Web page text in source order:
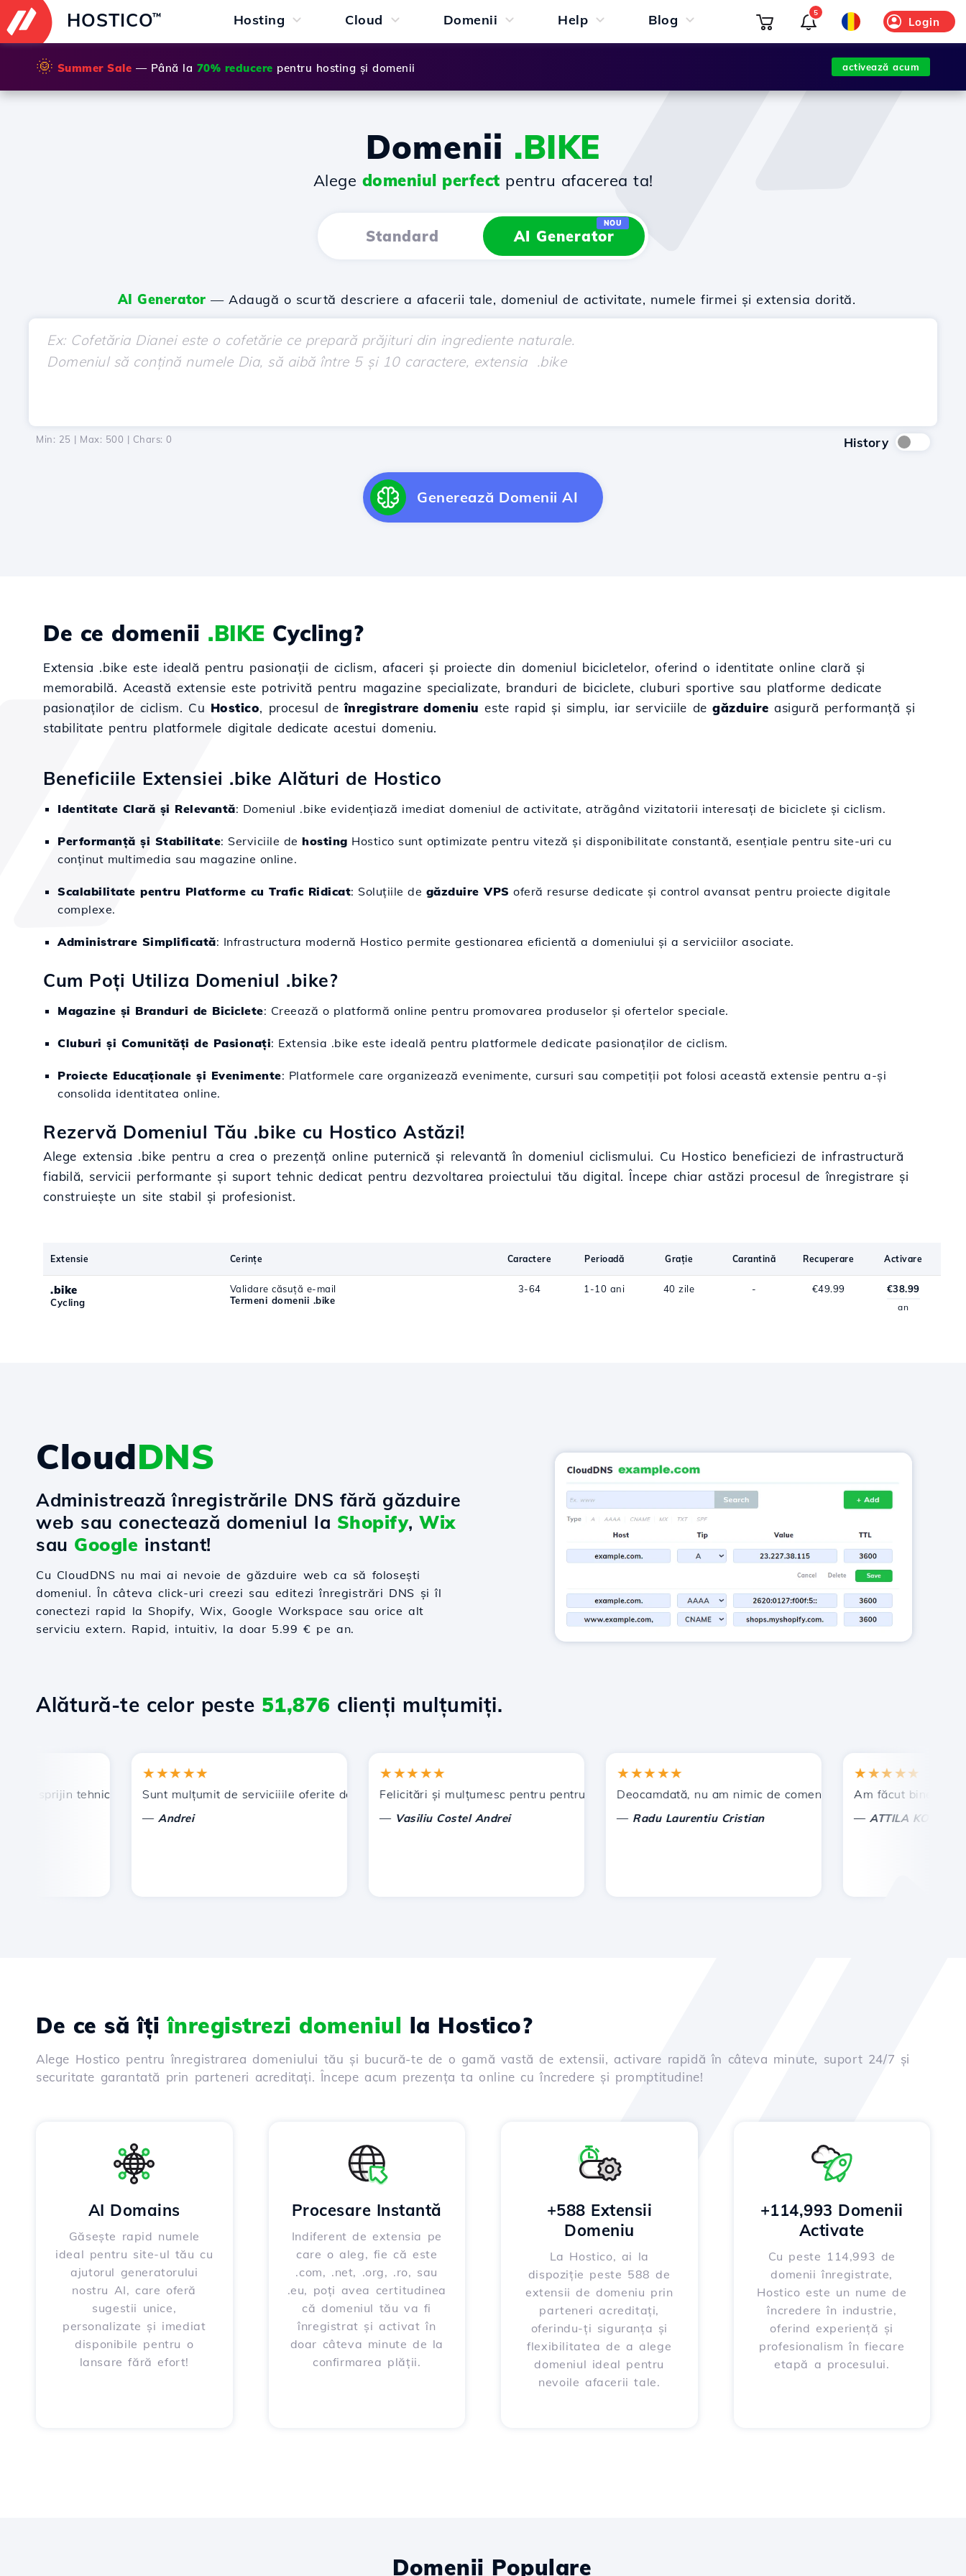
HOSTICO™ Hosting Cloud Domenii Help Blog Login
5
🌞 Summer Sale — Până la 70% reducere pentru hosting și domenii activează acum
Domenii .BIKE
Alege domeniul perfect pentru afacerea ta!
Standard AI Generator
NOU
AI Generator — Adaugă o scurtă descriere a afacerii tale, domeniul de activitate, numele firmei și extensia dorită.
Min: 25 | Max: 500 | Chars: 0 History
Generează Domenii AI
De ce domenii .BIKE Cycling?
Extensia .bike este ideală pentru pasionații de ciclism, afaceri și proiecte din domeniul bicicletelor, oferind o identitate online clară și
memorabilă. Această extensie este potrivită pentru magazine specializate, branduri de biciclete, cluburi sportive sau platforme dedicate
pasionaților de ciclism. Cu Hostico, procesul deînregistrare domeniu este rapid și simplu, iar serviciile degăzduire asigură performanță și
stabilitate pentru platformele digitale dedicate acestui domeniu.
Beneficiile Extensiei .bike Alături de Hostico
Identitate Clară și Relevantă: Domeniul .bike evidențiază imediat domeniul de activitate, atrăgând vizitatorii interesați de biciclete și ciclism.
Performanță și Stabilitate: Serviciile de hosting Hostico sunt optimizate pentru viteză și disponibilitate constantă, esențiale pentru site-uri cu
conținut multimedia sau magazine online.
Scalabilitate pentru Platforme cu Trafic Ridicat: Soluțiile de găzduire VPS oferă resurse dedicate și control avansat pentru proiecte digitale
complexe.
Administrare Simplificată: Infrastructura modernă Hostico permite gestionarea eficientă a domeniului și a serviciilor asociate.
Cum Poți Utiliza Domeniul .bike?
Magazine și Branduri de Biciclete: Creează o platformă online pentru promovarea produselor și ofertelor speciale.
Cluburi și Comunități de Pasionați: Extensia .bike este ideală pentru platformele dedicate pasionaților de ciclism.
Proiecte Educaționale și Evenimente: Platformele care organizează evenimente, cursuri sau competiții pot folosi această extensie pentru a-și
consolida identitatea online.
Rezervă Domeniul Tău .bike cu Hostico Astăzi!
Alege extensia .bike pentru a crea o prezență online puternică și relevantă în domeniul ciclismului. Cu Hostico beneficiezi de infrastructură
fiabilă, servicii performante și suport tehnic dedicat pentru dezvoltarea proiectului tău digital. Începe chiar astăzi procesul de înregistrare și
construiește un site stabil și profesionist.
Extensie Cerințe Caractere Perioadă Grație Carantină Recuperare Activare
.bike
Cycling
Validare căsuță e-mail
Termeni domenii .bike
3-64 1-10 ani 40 zile - €49.99 €38.99
an
CloudDNS
Administrează înregistrările DNS fără găzduire
web sau conectează domeniul la Shopify, Wix
sau Google instant!
Cu CloudDNS nu mai ai nevoie de găzduire web ca să folosești
domeniul. În câteva click-uri creezi sau editezi înregistrări DNS și îl
conectezi rapid la Shopify, Wix, Google Workspace sau orice alt
serviciu extern. Rapid, intuitiv, la doar 5.99 € pe an.
Alătură-te celor peste 51,876 clienți mulțumiți.
sprijin tehnic prompt și eficient.
★★★★★
Sunt mulțumit de serviciiile oferite de Hostico. V-am recomandat și altor cunoștințe.
Andrei
★★★★★
Felicitări și mulțumesc pentru pentru sprijinul acordat !
Vasiliu Costel Andrei
★★★★★
Deocamdată, nu am nimic de comentat, ci doar de apreciat. Cu
Radu Laurentiu Cristian
★★★★★
Am făcut bine ca am
ATTILA KOLES
De ce să îțiînregistrezi domeniul la Hostico?
Alege Hostico pentru înregistrarea domeniului tău și bucură-te de o gamă vastă de extensii, activare rapidă în câteva minute, suport 24/7 și
securitate garantată prin parteneri acreditați. Începe acum prezența ta online cu încredere și promptitudine!
AI Domains
Găsește rapid numele
ideal pentru site-ul tău cu
ajutorul generatorului
nostru AI, care oferă
sugestii unice,
personalizate și imediat
disponibile pentru o
lansare fără efort!
Procesare Instantă
Indiferent de extensia pe
care o aleg, fie că este
.com, .net, .org, .ro, sau
.eu, poți avea certitudinea
că domeniul tău va fi
înregistrat și activat în
doar câteva minute de la
confirmarea plății.
+588 Extensii
Domeniu
La Hostico, ai la
dispoziție peste 588 de
extensii de domeniu prin
parteneri acreditați,
oferindu-ți siguranța și
flexibilitatea de a alege
domeniul ideal pentru
nevoile afacerii tale.
+114,993 Domenii
Activate
Cu peste 114,993 de
domenii înregistrate,
Hostico este un nume de
încredere în industrie,
oferind experiență și
profesionalism în fiecare
etapă a procesului.
Domenii Populare